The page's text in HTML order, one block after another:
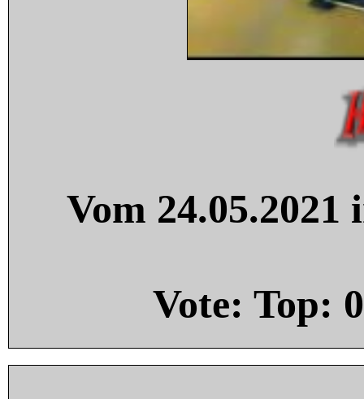
Vom
Vote: Top: 0